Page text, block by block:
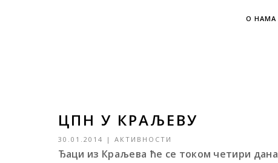
О НАМА
ЦПН У КРАЉЕВУ
30.01.2014 | АКТИВНОСТИ
Ђаци из Краљева ће се током четири